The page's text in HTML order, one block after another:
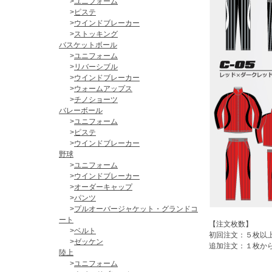
>ピステ
>ウインドブレーカー
>ストッキング
バスケットボール
>ユニフォーム
>リバーシブル
>ウインドブレーカー
>ウォームアップス
>チノショーツ
バレーボール
>ユニフォーム
>ピステ
>ウインドブレーカー
野球
>ユニフォーム
>ウインドブレーカー
>オーダーキャップ
>パンツ
>プルオーバージャケット・グランドコ
ート
>ベルト
>ゼッケン
陸上
>ユニフォーム
【注文枚数】
初回注文：５枚以
追加注文：１枚か